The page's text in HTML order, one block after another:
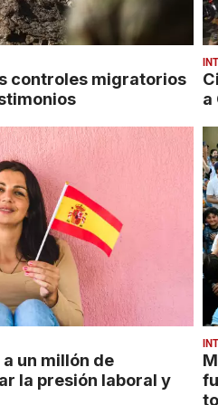
controles migratorios
a
un millón de
la presión laboral y